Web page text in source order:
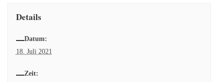
Details
Datum:
18. Juli 2021
Zeit: